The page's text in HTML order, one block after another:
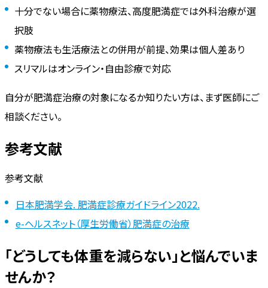
十分でない場合に薬物療法、高度肥満症では外科治療が選
択肢
薬物療法も生活療法との併用が前提、効果は個人差あり
スリマルはオンライン・自由診療で対応
自分が肥満症治療の対象になるか知りたい方は、まず医師にご
相談ください。
参考文献
参考文献
日本肥満学会. 肥満症診療ガイドライン2022.
e-ヘルスネット（厚生労働省）肥満症の治療
「どうしても体重を減らない」と悩んでいま
せんか？